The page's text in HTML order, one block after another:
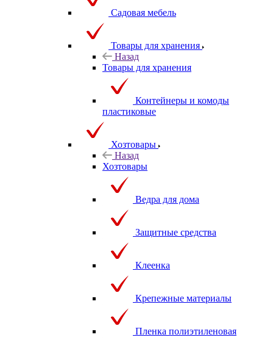
Садовая мебель
Товары для хранения
Назад
Товары для хранения
Контейнеры и комоды
пластиковые
Хозтовары
Назад
Хозтовары
Ведра для дома
Защитные средства
Клеенка
Крепежные материалы
Пленка полиэтиленовая